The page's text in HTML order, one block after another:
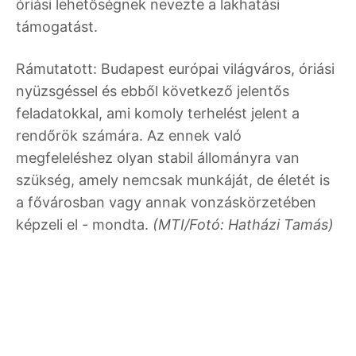
óriási lehetőségnek nevezte a lakhatási
támogatást.
Rámutatott: Budapest európai világváros, óriási
nyüzsgéssel és ebből következő jelentős
feladatokkal, ami komoly terhelést jelent a
rendőrök számára. Az ennek való
megfeleléshez olyan stabil állományra van
szükség, amely nemcsak munkáját, de életét is
a fővárosban vagy annak vonzáskörzetében
képzeli el - mondta. (MTI/Fotó: Hatházi Tamás)